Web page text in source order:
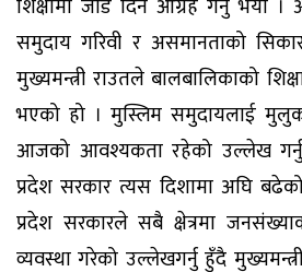
समुदाय गरिवी र असमानताको
मुख्यमन्त्री राउतले बालबालिकाको
भएको हो । मुस्लिम समुदायलाई
आजको आवश्यकता रहेको उल्लेख गर्नु
प्रदेश सरकार त्यस दिशामा अघि
प्रदेश सरकारले सबै क्षेत्रमा
व्यवस्था गरेको उल्लेखगर्नु हुँदै